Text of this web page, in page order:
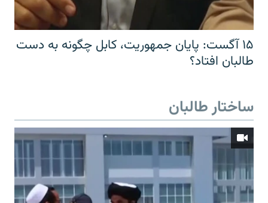
۱۵ آگست: پایان جمهوریت، کابل چگونه به دست
طالبان افتاد؟
ساختار طالبان